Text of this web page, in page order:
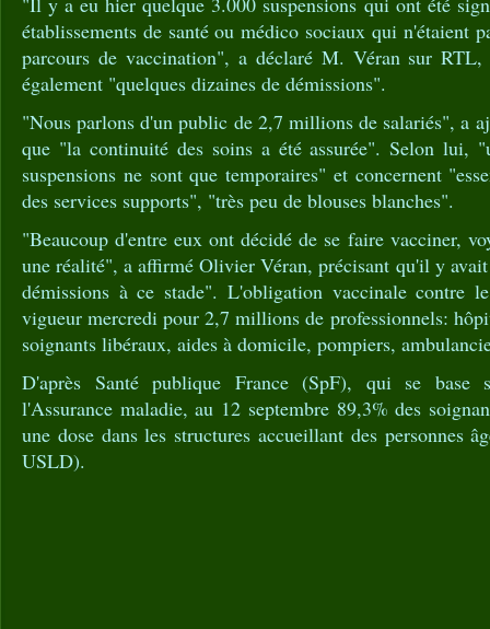
établissements de santé ou médico sociaux qui n'étaient
parcours de vaccination", a déclaré M. Véran sur
également "quelques dizaines de démissions".
"Nous parlons d'un public de 2,7 millions de salariés", a
que "la continuité des soins a été assurée". Selon lui,
suspensions ne sont que temporaires" et concernent
des services supports", "très peu de blouses blanches".
"Beaucoup d'entre eux ont décidé de se faire vacciner,
une réalité", a affirmé Olivier Véran, précisant qu'il y
démissions à ce stade". L'obligation vaccinale contre
vigueur mercredi pour 2,7 millions de professionnels:
soignants libéraux, aides à domicile, pompiers,
D'après Santé publique France (SpF), qui se base
l'Assurance maladie, au 12 septembre 89,3% des
une dose dans les structures accueillant des personnes
USLD).